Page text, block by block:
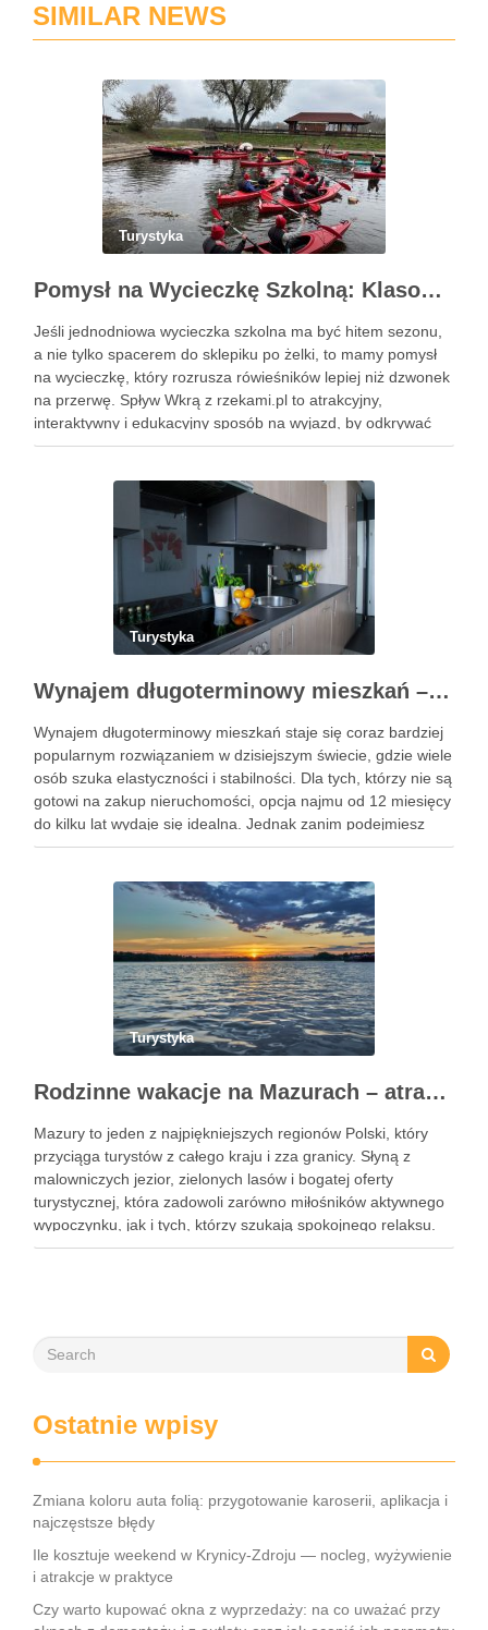
SIMILAR NEWS
Turystyka
Pomysł na Wycieczkę Szkolną: Klasowy Wyjazd, Najciekawszy Cel – Spływ Wkrą z rzekami.pl
Jeśli jednodniowa wycieczka szkolna ma być hitem sezonu,
a nie tylko spacerem do sklepiku po żelki, to mamy pomysł
na wycieczkę, który rozrusza rówieśników lepiej niż dzwonek
na przerwę. Spływ Wkrą z rzekami.pl to atrakcyjny,
interaktywny i edukacyjny sposób na wyjazd, by odkrywać
malowniczy szlak wodny, poznać ciekawe miejsca i …
Turystyka
Wynajem długoterminowy mieszkań – kluczowe wskazówki dla przyszłych najemców
Wynajem długoterminowy mieszkań staje się coraz bardziej
popularnym rozwiązaniem w dzisiejszym świecie, gdzie wiele
osób szuka elastyczności i stabilności. Dla tych, którzy nie są
gotowi na zakup nieruchomości, opcja najmu od 12 miesięcy
do kilku lat wydaje się idealna. Jednak zanim podejmiesz
decyzję, warto zrozumieć kluczowe aspekty, takie jak
Turystyka
Rodzinne wakacje na Mazurach – atrakcje, które musisz poznać i jak zaplanować idealny wypoczynek
Mazury to jeden z najpiękniejszych regionów Polski, który
przyciąga turystów z całego kraju i zza granicy. Słyną z
malowniczych jezior, zielonych lasów i bogatej oferty
turystycznej, która zadowoli zarówno miłośników aktywnego
wypoczynku, jak i tych, którzy szukają spokojnego relaksu.
Dla rodzin, które planują wakacje z dziećmi, Mazury oferują
Ostatnie wpisy
Zmiana koloru auta folią: przygotowanie karoserii, aplikacja i
najczęstsze błędy
Ile kosztuje weekend w Krynicy-Zdroju — nocleg, wyżywienie
i atrakcje w praktyce
Czy warto kupować okna z wyprzedaży: na co uważać przy